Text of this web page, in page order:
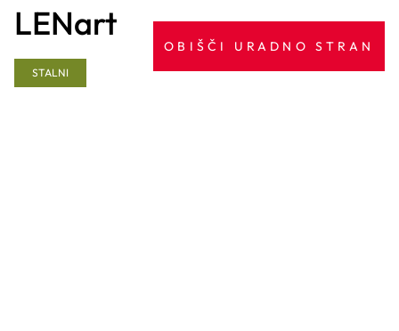
LENart
STALNI
OBIŠČI URADNO STRAN